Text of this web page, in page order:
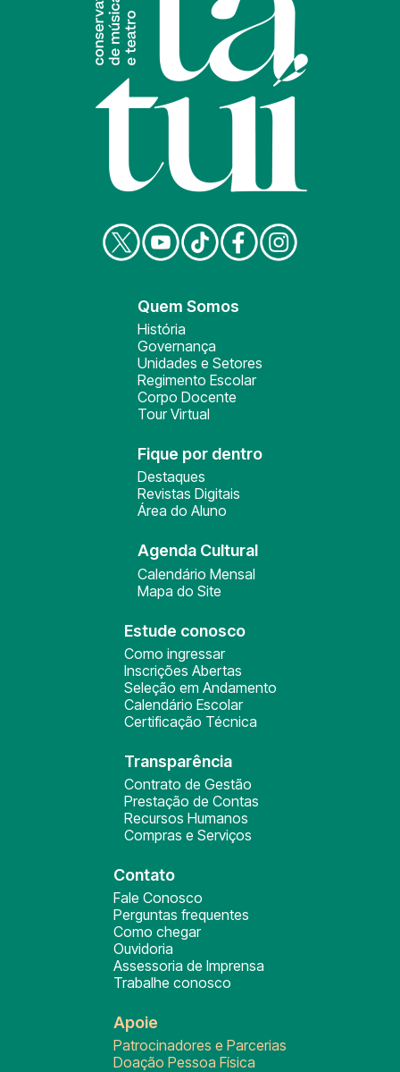
Quem Somos
História
Governança
Unidades e Setores
Regimento Escolar
Corpo Docente
Tour Virtual
Fique por dentro
Destaques
Revistas Digitais
Área do Aluno
Agenda Cultural
Calendário Mensal
Mapa do Site
Estude conosco
Como ingressar
Inscrições Abertas
Seleção em Andamento
Calendário Escolar
Certificação Técnica
Transparência
Contrato de Gestão
Prestação de Contas
Recursos Humanos
Compras e Serviços
Contato
Fale Conosco
Perguntas frequentes
Como chegar
Ouvidoria
Assessoria de Imprensa
Trabalhe conosco
Apoie
Patrocinadores e Parcerias
Doação Pessoa Física